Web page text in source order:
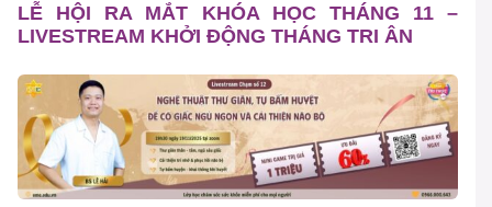
LỄ HỘI RA MẮT KHÓA HỌC THÁNG 11 –
LIVESTREAM KHỞI ĐỘNG THÁNG TRI ÂN